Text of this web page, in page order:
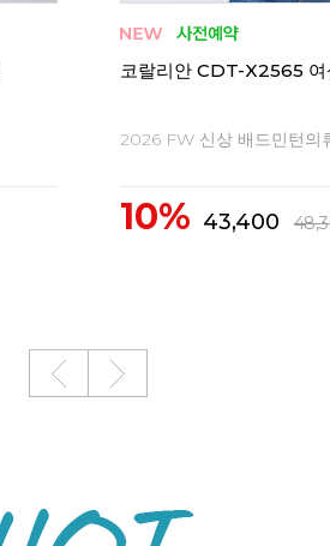
코랄리안 CRT-Y2542 여
2026 FW 신상 배드민턴의
10% 39,000